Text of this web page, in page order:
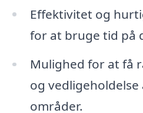
Effektivitet og
for at bruge tid på
Mulighed for at få
og
områder.